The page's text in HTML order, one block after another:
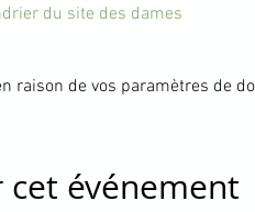
du site des dames
raison de vos paramètres de
cet événement